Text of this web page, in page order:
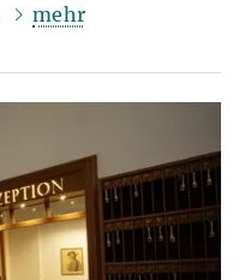
mehr